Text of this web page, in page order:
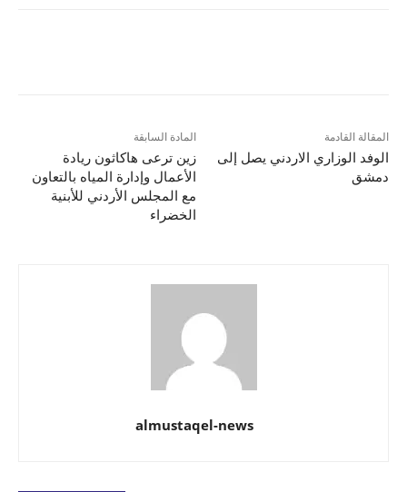
المادة السابقة
زين ترعى هاكاثون ريادة
الأعمال وإدارة المياه بالتعاون
مع المجلس الأردني للأبنية
الخضراء
المقالة القادمة
الوفد الوزاري الاردني يصل إلى
دمشق
almustaqel-news